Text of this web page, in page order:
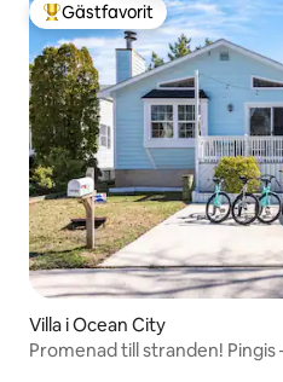
Populär gästfavorit
Gästfavorit
Villa i Ocean City
Promenad till stranden! Pingis